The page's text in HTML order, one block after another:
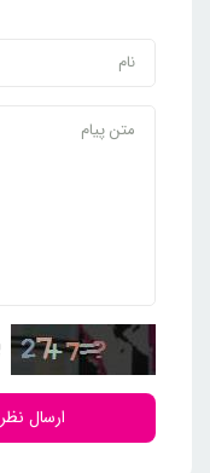
ارسال نظر